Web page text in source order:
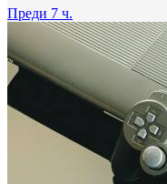
Преди 7 ч.